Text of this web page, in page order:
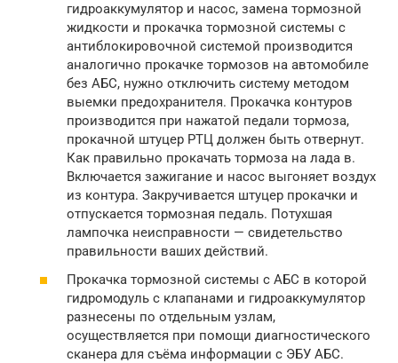
гидроаккумулятор и насос, замена тормозной
жидкости и прокачка тормозной системы с
антиблокировочной системой производится
аналогично прокачке тормозов на автомобиле
без АБС, нужно отключить систему методом
выемки предохранителя. Прокачка контуров
производится при нажатой педали тормоза,
прокачной штуцер РТЦ должен быть отвернут.
Как правильно прокачать тормоза на лада в.
Включается зажигание и насос выгоняет воздух
из контура. Закручивается штуцер прокачки и
отпускается тормозная педаль. Потухшая
лампочка неисправности — свидетельство
правильности ваших действий.
Прокачка тормозной системы с АБС в которой
гидромодуль с клапанами и гидроаккумулятор
разнесены по отдельным узлам,
осуществляется при помощи диагностического
сканера для съёма информации с ЭБУ АБС.